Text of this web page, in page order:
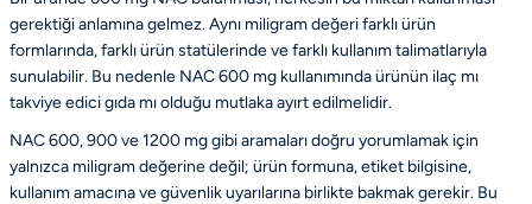
gerektiği anlamına gelmez. Aynı miligram değeri farklı ürün
formlarında, farklı ürün statülerinde ve farklı kullanım talimatlarıyla
sunulabilir. Bu nedenle NAC 600 mg kullanımında ürünün ilaç mı
takviye edici gıda mı olduğu mutlaka ayırt edilmelidir.
NAC 600, 900 ve 1200 mg gibi aramaları doğru yorumlamak için
yalnızca miligram değerine değil; ürün formuna, etiket bilgisine,
kullanım amacına ve güvenlik uyarılarına birlikte bakmak gerekir. Bu